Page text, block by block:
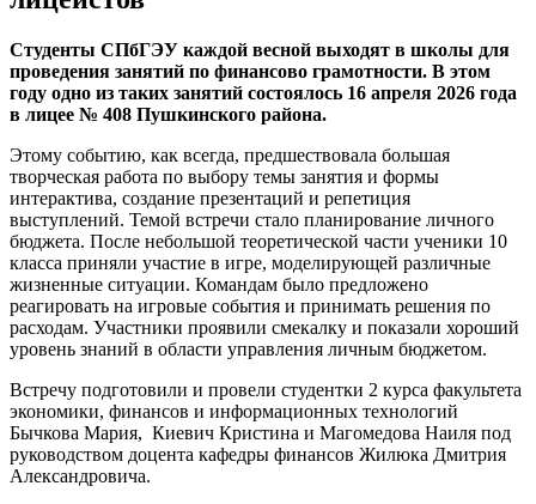
Студенты СПбГЭУ каждой весной выходят в школы для
проведения занятий по финансово грамотности. В этом
году одно из таких занятий состоялось 16 апреля 2026 года
в лицее № 408 Пушкинского района.
Этому событию, как всегда, предшествовала большая
творческая работа по выбору темы занятия и формы
интерактива, создание презентаций и репетиция
выступлений. Темой встречи стало планирование личного
бюджета. После небольшой теоретической части ученики 10
класса приняли участие в игре, моделирующей различные
жизненные ситуации. Командам было предложено
реагировать на игровые события и принимать решения по
расходам. Участники проявили смекалку и показали хороший
уровень знаний в области управления личным бюджетом.
Встречу подготовили и провели студентки 2 курса факультета
экономики, финансов и информационных технологий
Бычкова Мария, Киевич Кристина и Магомедова Наиля под
руководством доцента кафедры финансов Жилюка Дмитрия
Александровича.